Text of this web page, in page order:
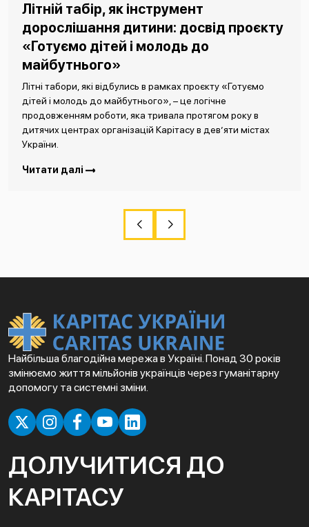
Літній табір, як інструмент
дорослішання дитини: досвід проєкту
«Готуємо дітей і молодь до
майбутнього»
Літні табори, які відбулись в рамках проєкту «Готуємо
дітей і молодь до майбутнього», – це логічне
продовженням роботи, яка тривала протягом року в
дитячих центрах організацій Карітасу в дев’яти містах
України.
Читати далі
Найбільша благодійна мережа в Україні. Понад 30 років
змінюємо життя мільйонів українців через гуманітарну
допомогу та системні зміни.
ДОЛУЧИТИСЯ ДО
КАРІТАСУ